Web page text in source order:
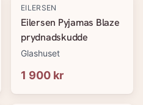
EILERSEN
Eilersen Pyjamas Blaze
prydnadskudde
Glashuset
1 900 kr